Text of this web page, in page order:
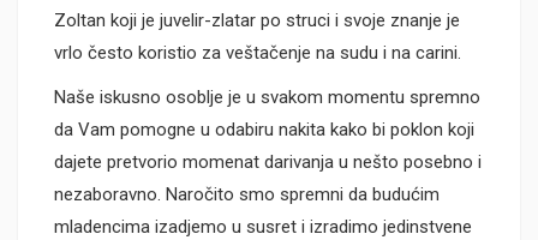
Zoltan koji je juvelir-zlatar po struci i svoje znanje je
vrlo često koristio za veštačenje na sudu i na carini.
Naše iskusno osoblje je u svakom momentu spremno
da Vam pomogne u odabiru nakita kako bi poklon koji
dajete pretvorio momenat darivanja u nešto posebno i
nezaboravno. Naročito smo spremni da budućim
mladencima izadjemo u susret i izradimo jedinstvene